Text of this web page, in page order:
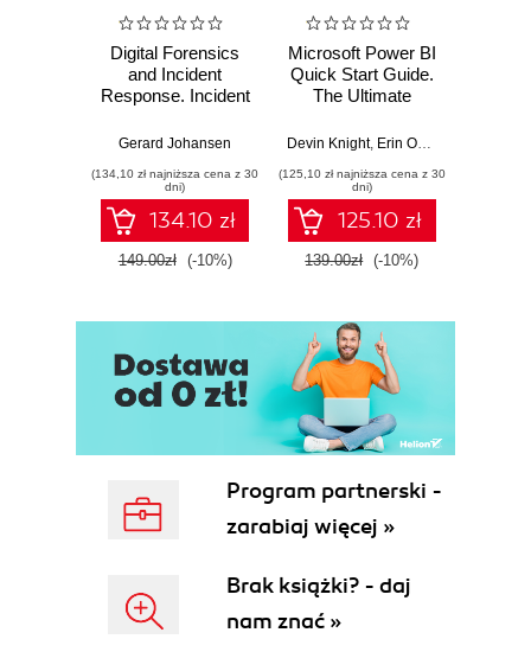
Digital Forensics
and Incident
Response. Incident
and techniques for
threat response -
Fourth Edition
Gerard Johansen
(134,10 zł najniższa cena z 30
dni)
134.10 zł
149.00zł (-10%)
Microsoft Power BI
Quick Start Guide.
The Ultimate
to Power BI, Data
Tools, and
Microsoft Fabric -
Fourth Edition
Devin Knight, Erin Ostrowsky
(125,10 zł najniższa cena z 30
dni)
125.10 zł
139.00zł (-10%)
Program partnerski -
zarabiaj więcej »
Brak książki? - daj
nam znać »